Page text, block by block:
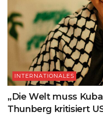
INTERNATIONALES
„Die Welt muss
Thunberg kritisiert